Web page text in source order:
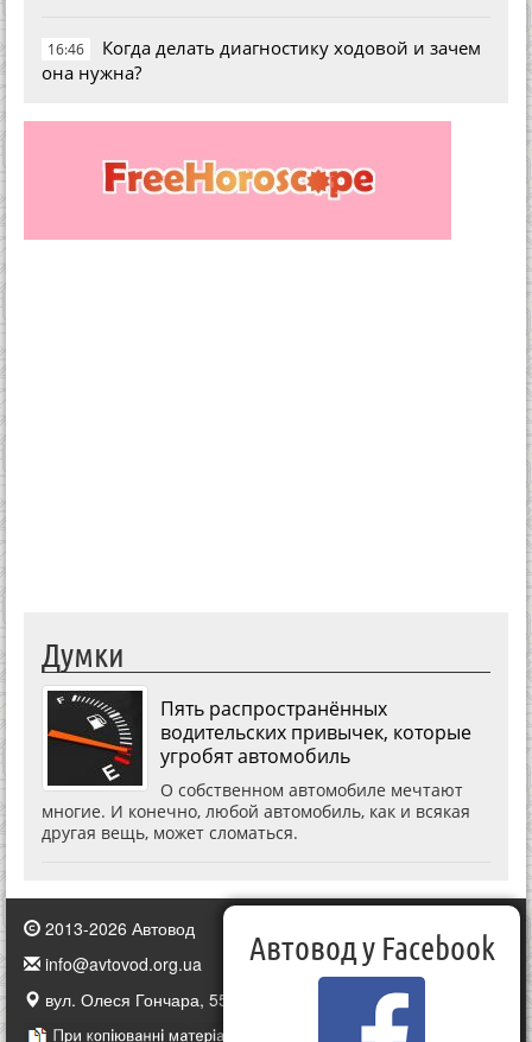
16:46
Когда делать диагностику ходовой и зачем
она нужна?
Думки
Пять распространённых
водительских привычек, которые
угробят автомобиль
О собственном автомобиле мечтают
многие. И конечно, любой автомобиль, как и всякая
другая вещь, может сломаться.
2013-2026 Автовод
info@avtovod.org.ua
вул. Олеся Гончара, 55, Київ, Україна
Автовод у Facebook